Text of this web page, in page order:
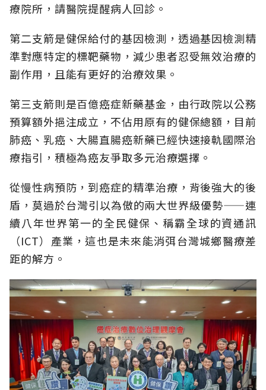
療院所，請醫院提醒病人回診。
第二支箭是健保給付的基因檢測，透過基因檢測精
準對應特定的標靶藥物，減少患者忍受無效治療的
副作用，且能有更好的治療效果。
第三支箭則是百億癌症新藥基金，由行政院以公務
預算額外挹注成立，不佔用原有的健保總額，目前
肺癌、乳癌、大腸直腸癌新藥已經快速接軌國際治
療指引，積極為癌友爭取多元治療選擇。
從慢性病預防，到癌症的精準治療，背後強大的後
盾，莫過於台灣引以為傲的兩大世界級優勢——連
續八年世界第一的全民健保、稱霸全球的資通訊
（ICT）產業，這也是未來能消弭台灣城鄉醫療差
距的解方。